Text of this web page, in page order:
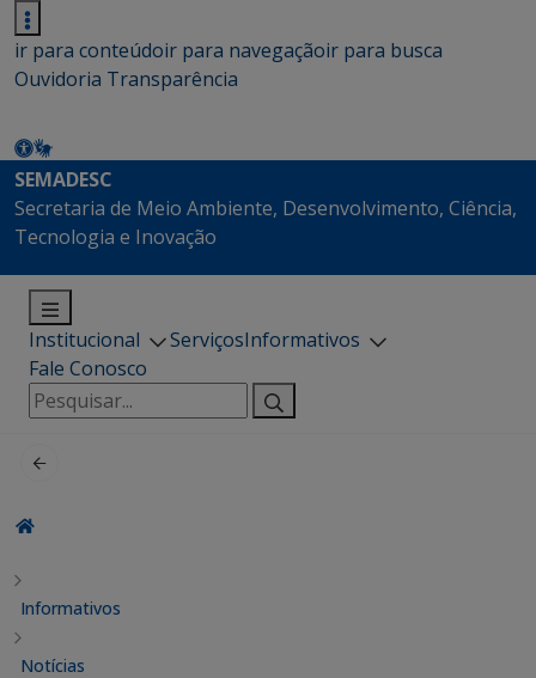
ir para conteúdoir para navegaçãoir para busca
Ouvidoria Transparência
SEMADESC
Secretaria de Meio Ambiente, Desenvolvimento, Ciência,
Tecnologia e Inovação
Institucional ServiçosInformativos
Fale Conosco
Pesquisar
por:
Informativos
Notícias